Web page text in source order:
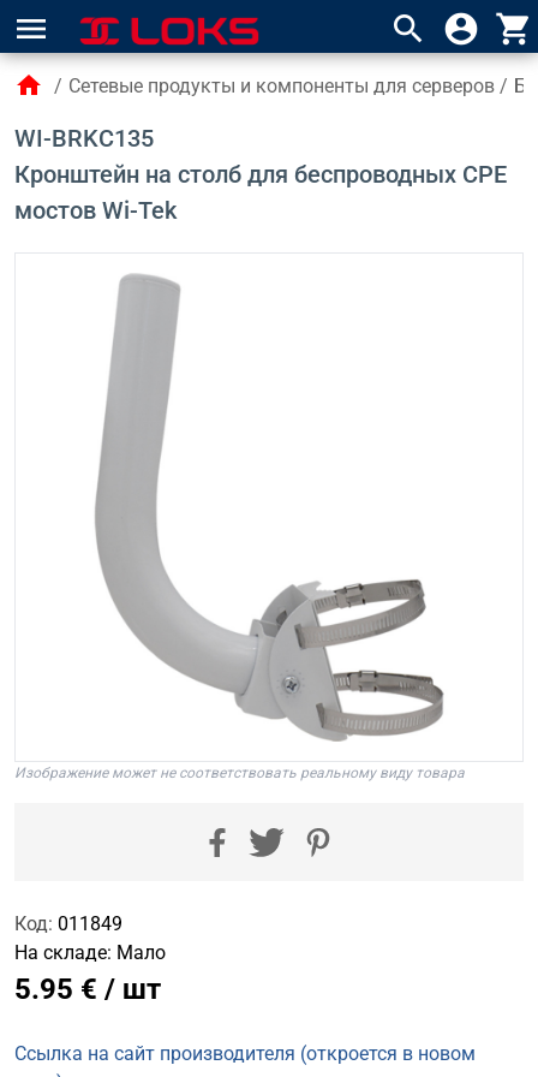
menu search account_circle shopping_cart
home / Сетевые продукты и компоненты для серверов /
WI-BRKC135
Кронштейн на столб для беспроводных CPE
мостов Wi-Tek
Изображение может не соответствовать реальному виду товара
Код: 011849
На складе: Мало
5.95 € / шт
Ссылка на сайт производителя (откроется в новом